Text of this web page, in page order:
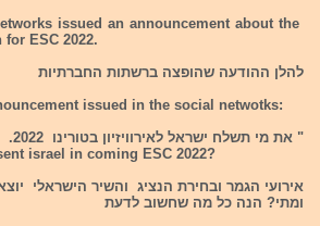
issued an announcement about the
ESC 2022.
להלן ההודעה שהופצה ברשתות החברתיות
issued in the social netwotks:
" את מי תשלח ישראל לאירוויזיון בטורינו 2022.
israel in coming ESC 2022?
אירועי הגמר ובחירת הנציג והשיר הישראלי
ומתי? הנה כל מה שחשוב לדעת